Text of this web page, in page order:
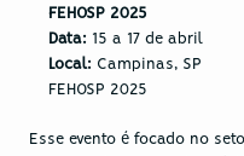
FEHOSP 2025
Data: 15 a 17 de abril
Local: Campinas, SP
FEHOSP 2025
Esse evento é focado no